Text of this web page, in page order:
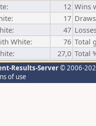
12 Wins
17
47
White:
76 Total
27,0 Total
Results-Server© 2006-
of use